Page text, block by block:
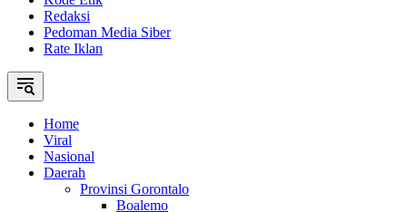
Redaksi
Pedoman Media Siber
Rate Iklan
Home
Viral
Nasional
Daerah
Provinsi Gorontalo
Boalemo